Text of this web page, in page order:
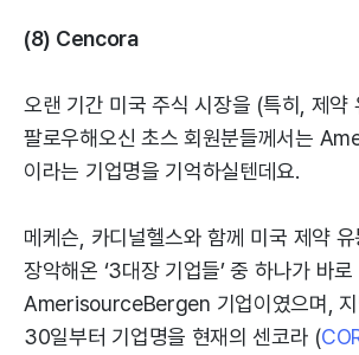
(8) Cencora
오랜 기간 미국 주식 시장을 (특히, 제약
팔로우해오신 초스 회원분들께서는
이라는 기업명을 기억하실텐데요.
메케슨, 카디널헬스와 함께 미국 제약
장악해온 ‘3대장 기업들’ 중 하나가 바로
AmerisourceBergen 기업이였으며,
30일부터 기업명을 현재의 센코라 (